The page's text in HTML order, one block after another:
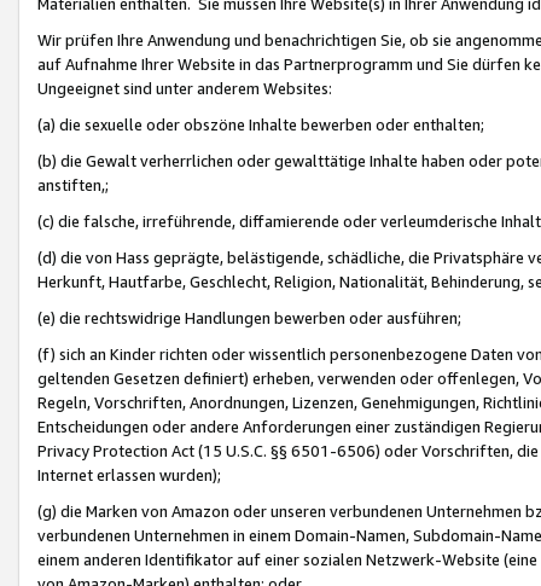
Wir prüfen Ihre Anwendung und benachrichtigen Sie, ob sie
auf Aufnahme Ihrer Website in das Partnerprogramm und Sie dürfen
Ungeeignet sind unter anderem Websites:
(a) die sexuelle oder obszöne Inhalte bewerben oder enthalten;
(b) die Gewalt verherrlichen oder gewalttätige Inhalte haben oder
anstiften,;
(c) die falsche, irreführende, diffamierende oder verleumderische
(d) die von Hass geprägte, belästigende, schädliche, die Privatsphäre
Herkunft, Hautfarbe, Geschlecht, Religion, Nationalität, Behinderung,
(e) die rechtswidrige Handlungen bewerben oder ausführen;
(f) sich an Kinder richten oder wissentlich personenbezogene Daten
geltenden Gesetzen definiert) erheben, verwenden oder offenlegen,
Regeln, Vorschriften, Anordnungen, Lizenzen, Genehmigungen,
Entscheidungen oder andere Anforderungen einer zuständigen
Privacy Protection Act (15 U.S.C. §§ 6501-6506) oder Vorschriften,
Internet erlassen wurden);
(g) die Marken von Amazon oder unseren verbundenen Unternehmen
verbundenen Unternehmen in einem Domain-Namen, Subdomain-
einem anderen Identifikator auf einer sozialen Netzwerk-Website